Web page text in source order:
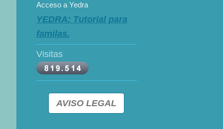
Acceso a Yedra
YEDRA: Tutorial para
familas.
Visitas
AVISO LEGAL